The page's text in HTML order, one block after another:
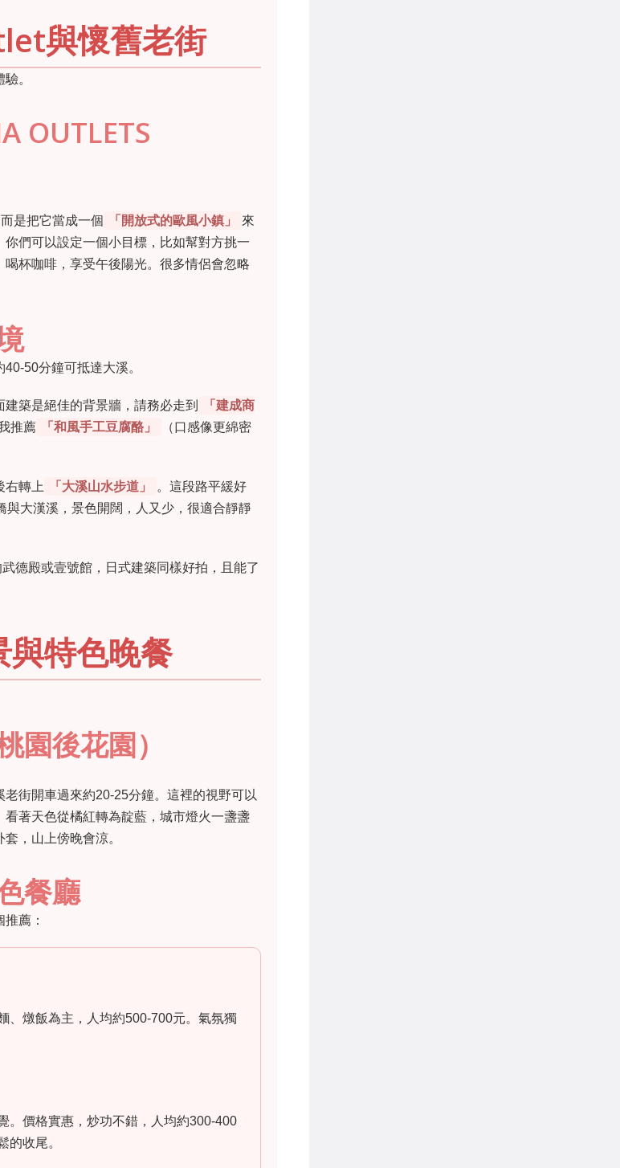
與懷舊老街
。
OUTLETS
是把它當成一個 「開放式的歐風小鎮」
來
們可以設定一個小目標，比如幫對方挑一
杯咖啡，享受午後陽光。很多情侶會忽略
50分鐘可抵達大溪。
築是絕佳的背景牆，請務必走到
「建成商
推薦 「和風手工豆腐酪」
（口感像更綿密
右轉上 「大溪山水步道」
。這段路平緩好
大漢溪，景色開闊，人又少，很適合靜靜
武德殿或壹號館，日式建築同樣好拍，且能了
與特色晚餐
園後花園）
街開車過來約20-25分鐘。這裡的視野可以
著天色從橘紅轉為靛藍，城市燈火一盞盞
，山上傍晚會涼。
餐廳
薦：
、燉飯為主，人均約500-700元。氣氛獨
。價格實惠，炒功不錯，人均約300-400
的收尾。